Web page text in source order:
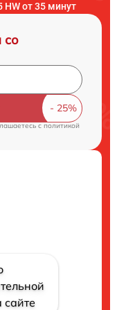
HW от 35 минут
со
cполитикой
сайте